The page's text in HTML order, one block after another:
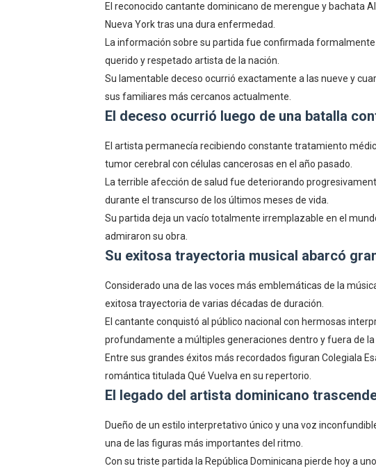
El reconocido cantante dominicano de merengue y bachata
Nueva York tras una dura enfermedad.
La información sobre su partida fue confirmada
querido y respetado artista de la nación.
Su lamentable deceso ocurrió exactamente a las nueve y
sus familiares más cercanos actualmente.
El deceso ocurrió luego de una batalla
El artista permanecía recibiendo constante tratamiento
tumor cerebral con células cancerosas en el año pasado.
La terrible afección de salud fue deteriorando
durante el transcurso de los últimos meses de vida.
Su partida deja un vacío totalmente irremplazable en el
admiraron su obra.
Su exitosa trayectoria musical abarcó
Considerado una de las voces más emblemáticas de la
exitosa trayectoria de varias décadas de duración.
El cantante conquistó al público nacional con hermosas
profundamente a múltiples generaciones dentro y fuera de la
Entre sus grandes éxitos más recordados figuran Colegiala
romántica titulada Qué Vuelva en su repertorio.
El legado del artista dominicano
Dueño de un estilo interpretativo único y una voz
una de las figuras más importantes del ritmo.
Con su triste partida la República Dominicana pierde hoy a